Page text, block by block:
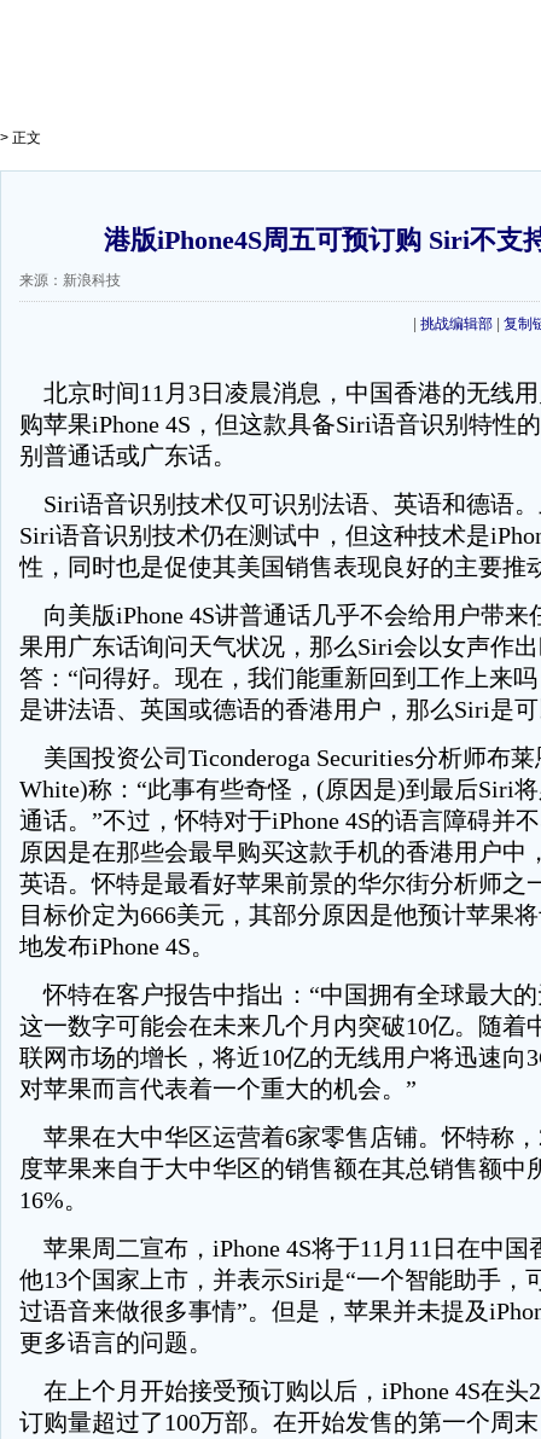
> 正文
港版iPhone4S周五可预订购 Siri不支
来源：新浪科技
挑战编辑部 复制
北京时间11月3日凌晨消息，中国香港的无线
购苹果iPhone 4S，但这款具备Siri语音识别特性
别普通话或广东话。
Siri语音识别技术仅可识别法语、英语和德语
Siri语音识别技术仍在测试中，但这种技术是
性，同时也是促使其美国销售表现良好的主要推
向美版iPhone 4S讲普通话几乎不会给用户带来
果用广东话询问天气状况，那么Siri会以女声作
答：“问得好。现在，我们能重新回到工作上来
是讲法语、英国或德语的香港用户，那么Siri是
美国投资公司Ticonderoga Securities分析师布莱
White)称：“此事有些奇怪，(原因是)到最后Siri
通话。”不过，怀特对于iPhone 4S的语言障碍并
原因是在那些会最早购买这款手机的香港用户中
英语。怀特是最看好苹果前景的华尔街分析师之
目标价定为666美元，其部分原因是他预计苹果
地发布iPhone 4S。
怀特在客户报告中指出：“中国拥有全球最大
这一数字可能会在未来几个月内突破10亿。随着
联网市场的增长，将近10亿的无线用户将迅速向
对苹果而言代表着一个重大的机会。”
苹果在大中华区运营着6家零售店铺。怀特称，
度苹果来自于大中华区的销售额在其总销售额中
16%。
苹果周二宣布，iPhone 4S将于11月11日在中国
他13个国家上市，并表示Siri是“一个智能助手，
过语音来做很多事情”。但是，苹果并未提及
更多语言的问题。
在上个月开始接受预订购以后，iPhone 4S在头
订购量超过了100万部。在开始发售的第一个周末